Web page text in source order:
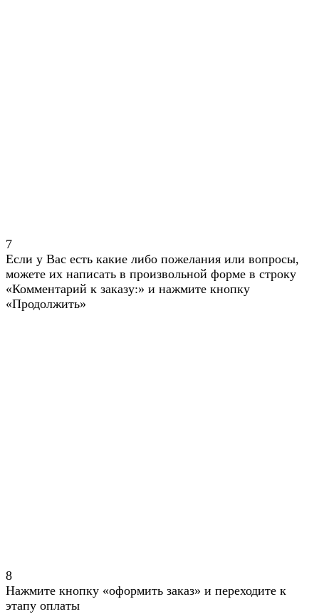
7
Если у Вас есть какие либо пожелания или вопросы,
можете их написать в произвольной форме в строку
«Комментарий к заказу:» и нажмите кнопку
«Продолжить»
8
Нажмите кнопку «оформить заказ» и переходите к
этапу оплаты